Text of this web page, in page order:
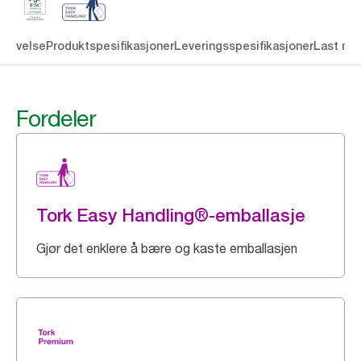
ProduktspesifikasjonerLeveringsspesifikasjonerLast
Fordeler
Tork Easy Handling®-emballasje
Gjør det enklere å bære og kaste emballasjen